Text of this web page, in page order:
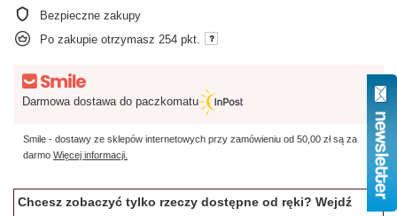
Bezpieczne zakupy
Po zakupie otrzymasz 254 pkt.
Darmowa dostawa do paczkomatu
Smile - dostawy ze sklepów internetowych przy zamówieniu od 50,00 złsą za
darmo Więcej informacji.
Chcesz zobaczyć tylko rzeczy dostępne od ręki? Wejdź